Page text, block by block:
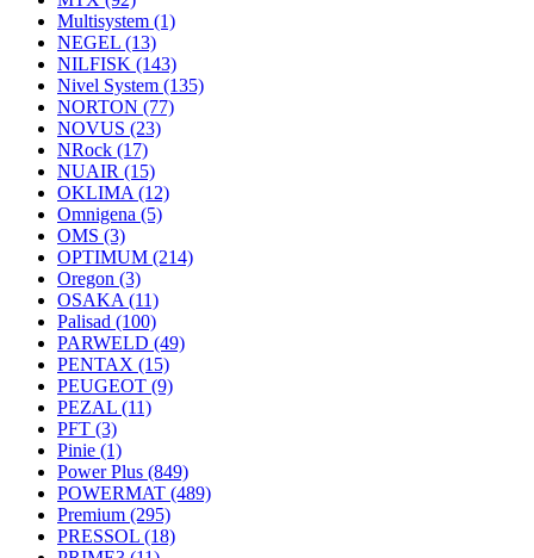
Multisystem (1)
NEGEL (13)
NILFISK (143)
Nivel System (135)
NORTON (77)
NOVUS (23)
NRock (17)
NUAIR (15)
OKLIMA (12)
Omnigena (5)
OMS (3)
OPTIMUM (214)
Oregon (3)
OSAKA (11)
Palisad (100)
PARWELD (49)
PENTAX (15)
PEUGEOT (9)
PEZAL (11)
PFT (3)
Pinie (1)
Power Plus (849)
POWERMAT (489)
Premium (295)
PRESSOL (18)